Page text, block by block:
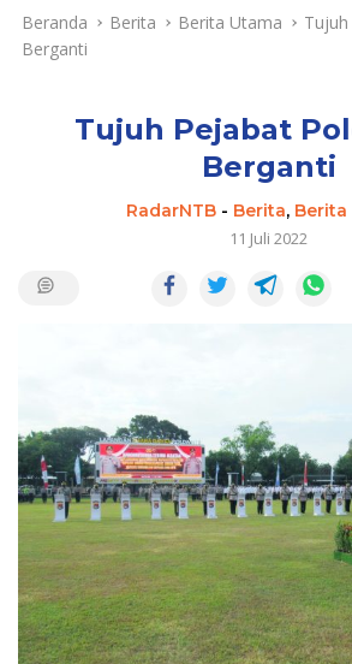
Beranda Berita Berita Utama
Berganti
Tujuh Pejabat
Berganti
RadarNTB - Berita, Berita
11 Juli 2022